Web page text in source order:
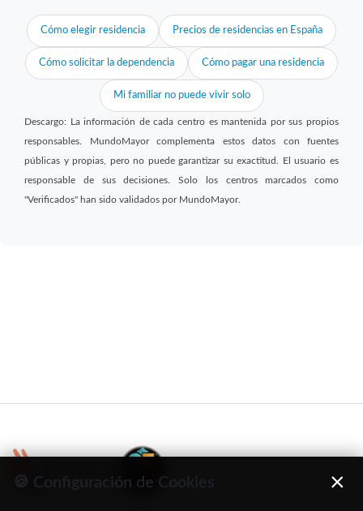
Cómo elegir residencia Precios de residencias en España
Cómo solicitar la dependencia Cómo pagar una residencia
Mi familiar no puede vivir solo
Descargo: La información de cada centro es mantenida por sus propios
responsables. MundoMayor complementa estos datos con fuentes
públicas y propias, pero no puede garantizar su exactitud. El usuario es
responsable de sus decisiones. Solo los centros marcados como
"Verificados" han sido validados por MundoMayor.
🍪 Configuración de Cookies ×